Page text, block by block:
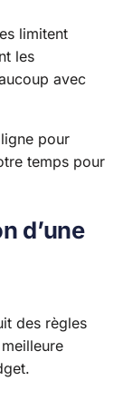
limitent
les
avec
pour
temps pour
d’une
des règles